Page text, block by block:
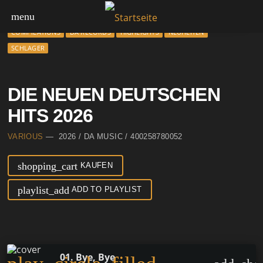
menu
COMPILATIONS DA RECORDS HIGHLIGHTS
NEUHEITEN
SCHLAGER
DIE NEUEN DEUTSCHEN
HITS 2026
VARIOUS — 2026 / DA MUSIC / 400258780052
shopping_cart KAUFEN
playlist_add ADD TO PLAYLIST
01. Bye, Bye